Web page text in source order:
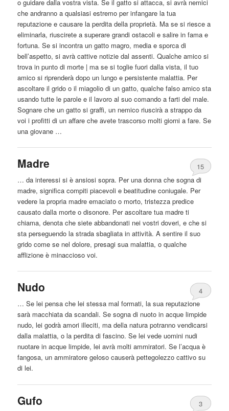
o guidaredalla vostra vista. Se il gatto si attacca, si avrà nemici
che andranno a qualsiasi estremo per infangare la tua
reputazione e causare la perdita della proprietà. Ma se si riesce a
eliminarla, riuscirete a superare grandi ostacoli e salire in fama e
fortuna. Se si incontra un gatto magro, media e sporca di
bell’aspetto, si avrà cattive notizie dal assenti. Qualche amico si
trova in punto di morte | ma se si toglie fuoridalla vista, il tuo
amico si riprenderà dopo un lungo e persistente malattia. Per
ascoltare il grido o il miagolio di un gatto, qualche falso amico sta
usando tutte le parole e il lavoro al suo comando a farti del male.
Sognare che un gatto si graffi, un nemico riuscirà a strappo da
voi i profitti di un affare che avete trascorso molti giorni a fare. Se
una giovane …
Madre
15
… da interessi si è ansiosi sopra. Per una donna che sogna di
madre, significa compiti piacevoli e beatitudine coniugale. Per
vedere la propria madre emaciato o morto, tristezza predice
causatodalla morte o disonore. Per ascoltare tua madre ti
chiama, denota che siete abbandonati nei vostri doveri, e che si
sta perseguendo la strada sbagliata in attività. A sentire il suo
grido come se nel dolore, presagi sua malattia, o qualche
afflizione è minaccioso voi.
Nudo
4
… Se lei pensa che lei stessa mal formati, la sua reputazione
sarà macchiata da scandali. Se sogna di nuoto in acque limpide
nudo, lei godrà amori illeciti, ma della natura potranno vendicarsi
dalla malattia, o la perdita di fascino. Se lei vede uomini nudi
nuotare in acque limpide, lei avrà molti ammiratori. Se l’acqua è
fangosa, un ammiratore geloso causerà pettegolezzo cattivo su
di lei.
Gufo
3